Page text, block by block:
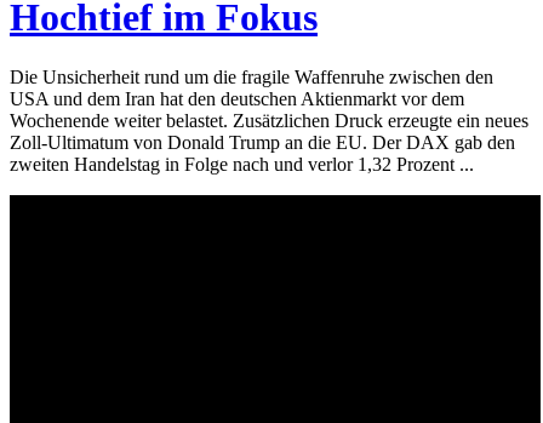
Hochtief im Fokus
Die Unsicherheit rund um die fragile Waffenruhe zwischen den
USA und dem Iran hat den deutschen Aktienmarkt vor dem
Wochenende weiter belastet. Zusätzlichen Druck erzeugte ein neues
Zoll-Ultimatum von Donald Trump an die EU. Der DAX gab den
zweiten Handelstag in Folge nach und verlor 1,32 Prozent ...